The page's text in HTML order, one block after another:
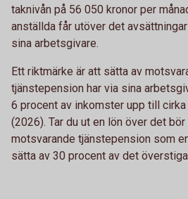
taknivån på 56 050 kronor per
anställda får utöver det
sina arbetsgivare.
Ett riktmärke är att sätta av
tjänstepension har via sina
6 procent av inkomster upp till
(2026). Tar du ut en lön över det
motsvarande tjänstepension som
sätta av 30 procent av det